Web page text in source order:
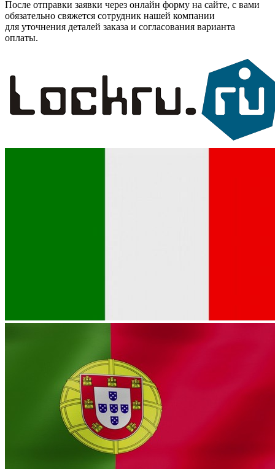
После отправки заявки через онлайн форму на сайте, с вами
обязательно свяжется сотрудник нашей компании
для уточнения деталей заказа и согласования варианта
оплаты.